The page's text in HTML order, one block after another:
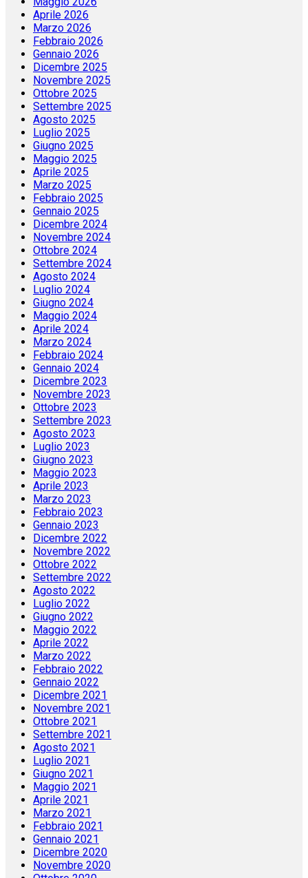
Aprile 2026
Marzo 2026
Febbraio 2026
Gennaio 2026
Dicembre 2025
Novembre 2025
Ottobre 2025
Settembre 2025
Agosto 2025
Luglio 2025
Giugno 2025
Maggio 2025
Aprile 2025
Marzo 2025
Febbraio 2025
Gennaio 2025
Dicembre 2024
Novembre 2024
Ottobre 2024
Settembre 2024
Agosto 2024
Luglio 2024
Giugno 2024
Maggio 2024
Aprile 2024
Marzo 2024
Febbraio 2024
Gennaio 2024
Dicembre 2023
Novembre 2023
Ottobre 2023
Settembre 2023
Agosto 2023
Luglio 2023
Giugno 2023
Maggio 2023
Aprile 2023
Marzo 2023
Febbraio 2023
Gennaio 2023
Dicembre 2022
Novembre 2022
Ottobre 2022
Settembre 2022
Agosto 2022
Luglio 2022
Giugno 2022
Maggio 2022
Aprile 2022
Marzo 2022
Febbraio 2022
Gennaio 2022
Dicembre 2021
Novembre 2021
Ottobre 2021
Settembre 2021
Agosto 2021
Luglio 2021
Giugno 2021
Maggio 2021
Aprile 2021
Marzo 2021
Febbraio 2021
Gennaio 2021
Dicembre 2020
Novembre 2020